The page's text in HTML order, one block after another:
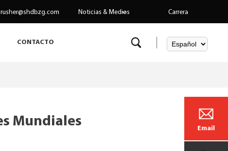
Email
Noticias & Medios Carrera
CONTACTO
Mundiales